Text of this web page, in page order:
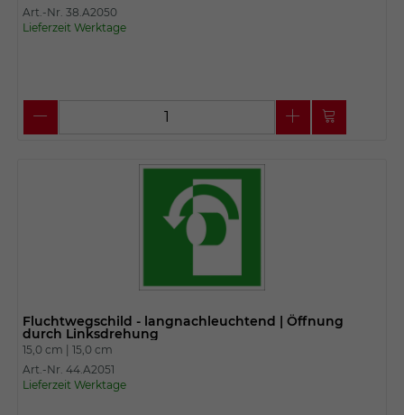
Art.-Nr. 38.A2050
Lieferzeit Werktage
Fluchtwegschild - langnachleuchtend | Öffnung
durch Linksdrehung
15,0 cm | 15,0 cm
Art.-Nr. 44.A2051
Lieferzeit Werktage